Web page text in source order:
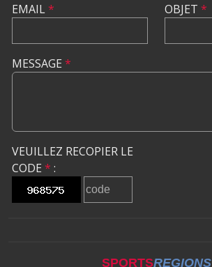
EMAIL* OBJET *
MESSAGE *
VEUILLEZ RECOPIER LE
CODE * :
SPORTSREGIONS